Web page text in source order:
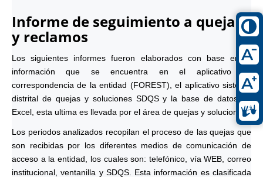
Informe de seguimiento a quejas
y reclamos
Los siguientes informes fueron elaborados con base en la
información que se encuentra en el aplicativo de
correspondencia de la entidad (FOREST), el aplicativo sistema
distrital de quejas y soluciones SDQS y la base de datos en
Excel, esta ultima es llevada por el área de quejas y soluciones.
Los periodos analizados recopilan el proceso de las quejas que
son recibidas por los diferentes medios de comunicación de
acceso a la entidad, los cuales son: telefónico, vía WEB, correo
institucional, ventanilla y SDQS. Esta información es clasificada